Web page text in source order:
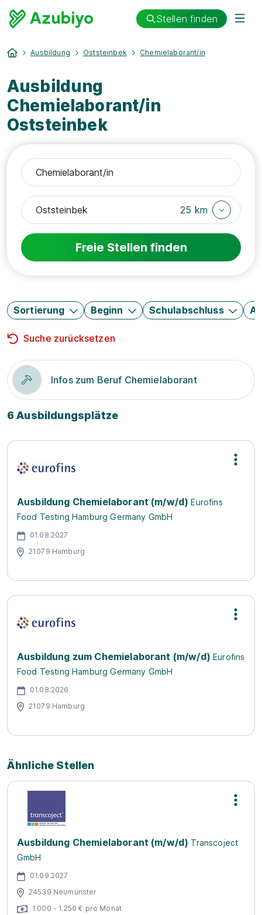
Stellen finden
Ausbildung Oststeinbek Chemielaborant/in
Ausbildung
Chemielaborant/in
Oststeinbek
25 km
Freie Stellen finden
Sortierung Beginn Schulabschluss
Suche zurücksetzen
Infos zum Beruf Chemielaborant
6 Ausbildungsplätze
Ausbildung Chemielaborant (m/w/d) Eurofins
Food Testing Hamburg Germany GmbH
01.08.2027
21079 Hamburg
Ausbildung zum Chemielaborant (m/w/d) Eurofins
Food Testing Hamburg Germany GmbH
01.08.2026
21079 Hamburg
Ähnliche Stellen
Ausbildung Chemielaborant (m/w/d) Transcoject
GmbH
01.09.2027
24539 Neumünster
1.000 - 1.250 € pro Monat